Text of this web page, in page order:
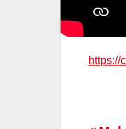
https://